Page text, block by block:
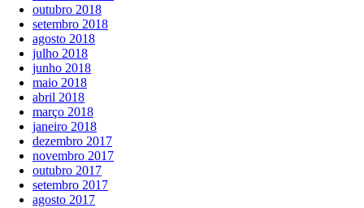
outubro 2018
setembro 2018
agosto 2018
julho 2018
junho 2018
maio 2018
abril 2018
março 2018
janeiro 2018
dezembro 2017
novembro 2017
outubro 2017
setembro 2017
agosto 2017